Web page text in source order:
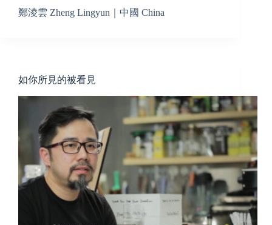
鄭淩雲 Zheng Lingyun｜中國 China
如你所見的被看見